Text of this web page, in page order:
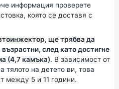
информация проверете
която се доставя с
ще трябва да
след като достигне
(4,7 камъка). В зависимост от
тялото на детето ви, това
между 5 и 11 години.